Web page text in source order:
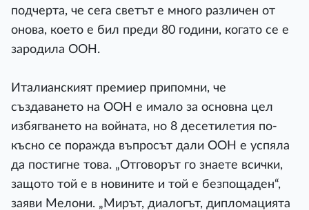
подчерта, че сега светът е много различен от
онова, което е бил преди 80 години, когато се е
зародила ООН.
Италианският премиер припомни, че
създаването на ООН е имало за основна цел
избягването на войната, но 8 десетилетия по-
късно се поражда въпросът дали ООН е успяла
да постигне това. „Отговорът го знаете всички,
защото той е в новините и той е безпощаден“,
заяви Мелони. „Мирът, диалогът, дипломацията